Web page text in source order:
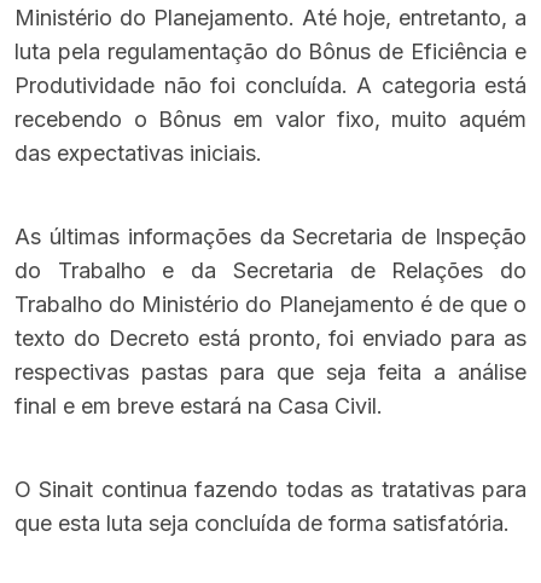
Ministério do Planejamento. Até hoje, entretanto, a
luta pela regulamentação do Bônus de Eficiência e
Produtividade não foi concluída. A categoria está
recebendo o Bônus em valor fixo, muito aquém
das expectativas iniciais.
As últimas informações da Secretaria de Inspeção
do Trabalho e da Secretaria de Relações do
Trabalho do Ministério do Planejamento é de que o
texto do Decreto está pronto, foi enviado para as
respectivas pastas para que seja feita a análise
final e em breve estará na Casa Civil.
O Sinait continua fazendo todas as tratativas para
que esta luta seja concluída de forma satisfatória.